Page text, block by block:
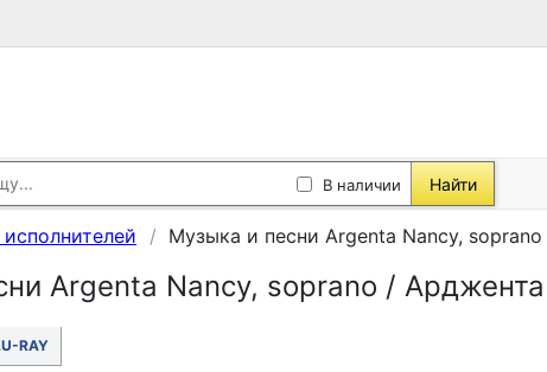
В наличии Найти
исполнителей Музыка и песни Argenta Nancy,
Argenta Nancy, soprano /
RAY